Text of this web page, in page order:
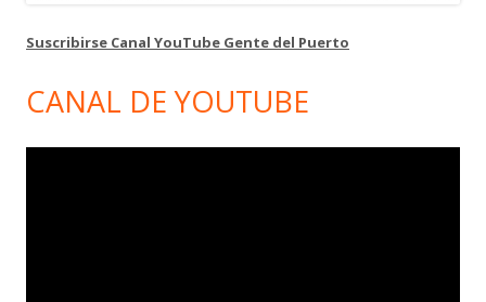
Suscribirse Canal YouTube Gente del Puerto
CANAL DE YOUTUBE